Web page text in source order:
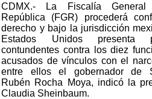
CDMX.- La Fiscalía
República (FGR) procederá
derecho y bajo la jurisdicción
Estados Unidos presenta
contundentes contra los diez
acusados de vínculos con el
entre ellos el gobernador de
Rubén Rocha Moya, indicó la
Claudia Sheinbaum.